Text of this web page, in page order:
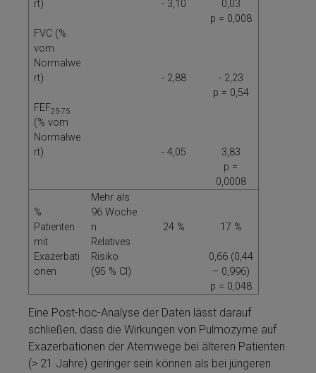
rt)
- 3,10
0,03
p = 0,008
FVC (%
vom
Normalwe
rt)
- 2,88
- 2,23
p = 0,54
FEF25-75
(% vom
Normalwe
rt)
- 4,05
3,83
p =
0,0008
%
Patienten
mit
Exazerbati
onen
Mehr als
96 Woche
n
24 %
17 %
Relatives
Risiko
(95 % CI)
0,66 (0,44
– 0,996)
p = 0,048
Eine Post-hoc-Analyse der Daten lässt darauf
schließen, dass die Wirkungen von Pulmozyme­ auf
Exazerbationen der Atemwege bei älteren Patienten
(> 21 Jahre) geringer sein kön­nen als bei jüngeren